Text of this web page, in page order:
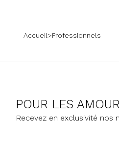
Accueil>Professionnels
POUR LES
Recevez en exclusivité nos